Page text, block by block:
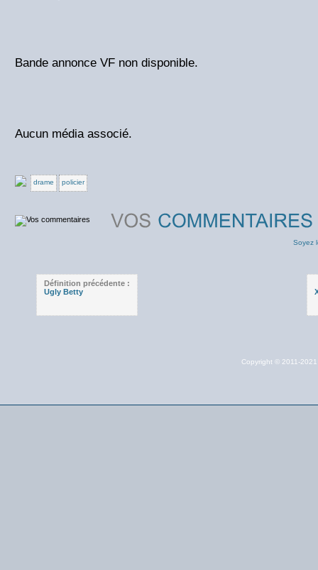
Bande annonce VF non disponible.
Aucun média associé.
drame policier
Soyez
Définition précédente :
Ugly Betty
Copyright © 2011-